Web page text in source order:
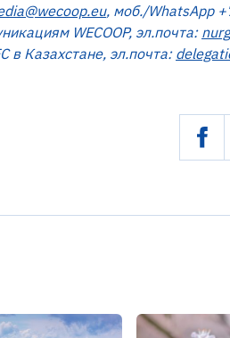
, моб./WhatsApp
WECOOP, эл.почта:
в Казахстане, эл.почта: